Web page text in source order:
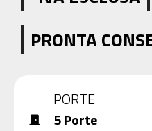
PRONTA
PORTE
door_front
5 Porte